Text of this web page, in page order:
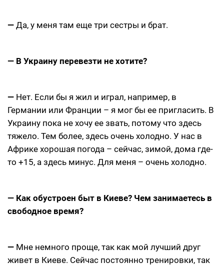
— Да, у меня там еще три сестры и брат.
— В Украину перевезти не хотите?
— Нет. Если бы я жил и играл, например, в
Германии или Франции – я мог бы ее пригласить. В
Украину пока не хочу ее звать, потому что здесь
тяжело. Тем более, здесь очень холодно. У нас в
Африке хорошая погода – сейчас, зимой, дома где-
то +15, а здесь минус. Для меня – очень холодно.
— Как обустроен быт в Киеве? Чем занимаетесь в
свободное время?
— Мне немного проще, так как мой лучший друг
живет в Киеве. Сейчас постоянно тренировки, так